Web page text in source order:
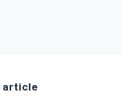
article